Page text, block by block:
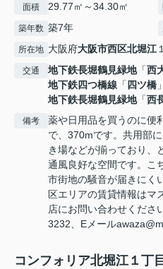
面積 29.77㎡～34.30㎡
築年数 築7年
所在地 大阪府大阪市西区北堀江
交通 地下鉄長堀鶴見緑地「西
地下鉄四つ橋線 「 四ツ橋
地下鉄長堀鶴見緑地「西
備考
薬や日用品を買うのに便
で、370mです。共用部
き場などが揃っており、
通風良好な空間です。こ
市街地の騒音が届きにく
区エリアの賃貸情報は
店にお問い合わせくださ
3232、Eメール
コンフォリア北堀江１丁